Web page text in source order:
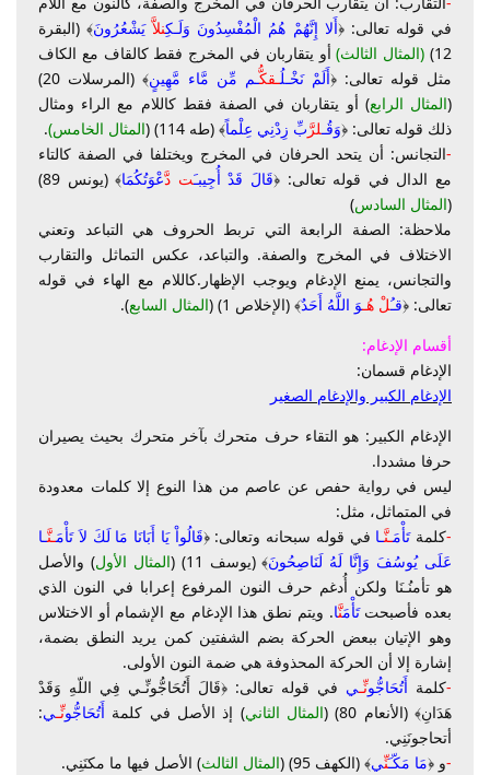
في قوله تعالى: ﴿أَلا إِنَّهُمْ هُمُ الْمُفْسِدُونَ وَلَـكِنلاَّ يَشْعُرُونَ﴾ (البقرة
12) (المثال الثالث)أو يتقاربان في المخرج فقط كالقاف مع الكاف
مثل قوله تعالى: ﴿أَلَمْ نَخْـلُـقكُّـم مِّن مَّاء مَّهِينٍ
﴾ (المرسلات 20)
(المثال الرابع) أو يتقاربان في الصفة فقط كاللام مع الراء ومثال
ذلك قوله تعالى: ﴿وَقُـلرَّبِّ زِدْنِي عِلْماً﴾ (طه 114) ( المثال الخامس).
-التجانس: أن يتحد الحرفان في المخرج ويختلفا في الصفة كالتاء
مع الدال في قوله تعالى: ﴿قَالَ قَدْ أُجِيبـَت دَّعْوَتُكُمَا
﴾ (يونس 89)
(المثال السادس)
ملاحظة: الصفة الرابعة التي تربط الحروف هي التباعد وتعني
الاختلاف في المخرج والصفة. والتباعد، عكس التماثل والتقارب
والتجانس، يمنع الإدغام ويوجب الإظهار.كاللام مع الهاء في قوله
تعالى: ﴿قـُلْ هُـوَ اللَّهُ أَحَدٌ﴾ (الإخلاص 1) ( المثال السابع).
أقسام الإدغام:
الإدغام قسمان:
الإدغام الكبير والإدغام الصغير
الإدغام الكبير: هو التقاء حرف متحرك بآخر متحرك بحيث يصيران
حرفا مشددا.
ليس في رواية حفص عن عاصم من هذا النوع إلا كلمات معدودة
في المتماثل، مثل:
-كلمةتَأْمَـنَّـا في قوله سبحانه وتعالى: ﴿قَالُواْ يَا أَبَانَا مَا لَكَ لاَ تَأْمَـنَّـا
عَلَى يُوسُفَ وَإِنَّا لَهُ لَنَاصِحُونَ﴾ (يوسف 11) ( المثال الأول) والأصل
هو تأمنُـنَا ولكن أُدغم حرف النون المرفوع إعرابا في النون الذي
بعده فأصبحتتَأْمَنَّا. ويتم نطق هذا الإدغام مع الإشمام أو الاختلاس
وهو الإتيان ببعض الحركة بضم الشفتين كمن يريد النطق بضمة،
إشارة إلا أن الحركة المحذوفة هي ضمة النون الأولى.
-كلمة أَتُحَاجُّونِّـي في قوله تعالى: ﴿قَالَ أَتُحَاجُّونِّـي فِي اللّهِ وَقَدْ
هَدَانِ﴾ (الأنعام 80) (
المثال الثاني) إذ الأصل في كلمة أَتُحَاجُّونِّـي:
أتحاجونَنِي.
-و ﴿مَا مَكّـَنِّي﴾ (الكهف 95) ( المثال الثالث) الأصل فيها ما مكنَنِي.